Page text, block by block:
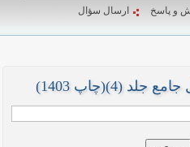
و پاسخ ارسال سؤال
(4)(چاپ 1403)